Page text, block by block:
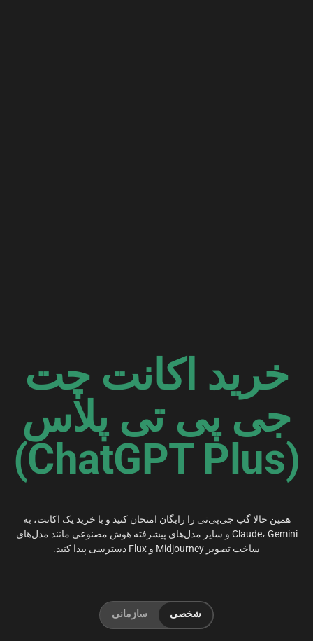
خرید اکانت چت
جی پی تی پلاس
(ChatGPT Plus)
همین حالا گپ جی‌پی‌تی را رایگان امتحان کنید و با خرید یک اکانت، به
Claude، Gemini و سایر مدل‌های پیشرفته هوش مصنوعی مانند مدل‌های
ساخت تصویر Midjourney و Flux دسترسی پیدا کنید.
شخصی سازمانی